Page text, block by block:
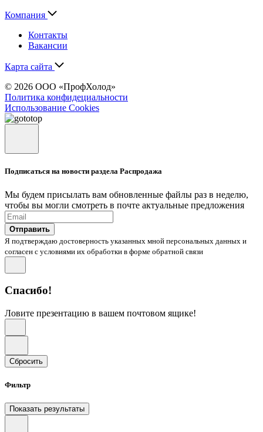
Компания
Контакты
Вакансии
Карта сайта
© 2026 ООО «ПрофХолод»
Политика конфидециальности
Использование Cookies
Подписаться на новости раздела Распродажа
Мы будем присылать вам обновленные файлы раз в неделю,
чтобы вы могли смотреть в почте актуальные предложения
Отправить
Я подтверждаю достоверность указанных мной персональных данных и
согласен с условиями их обработки в форме обратной связи
Спасибо!
Ловите презентацию в вашем почтовом ящике!
Сбросить
Фильтр
Показать результаты